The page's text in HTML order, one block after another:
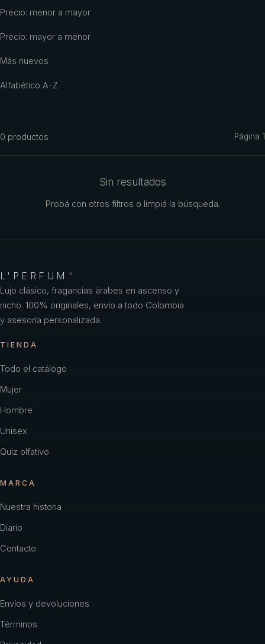
Benetton
Britney Spears
Burberry
Calvin Klein
Carolina Herrera
Cartier
Chacharel Woman
Chevignon
Coach
Color
Davidoff
Diesel
Dior
Precio: menor a mayor
Precio: mayor a menor
Más nuevos
Alfabético A-Z
0 productos Página 1
Sin resultados
Probá con otros filtros o limpiá la búsqueda.
L'PERFUM ®
Lujo clásico, fragancias árabes en ascenso y
nicho. 100% originales, envío a todo Colombia
y asesoría personalizada.
TIENDA
Todo el catálogo
Mujer
Hombre
Unisex
Quiz olfativo
MARCA
Nuestra historia
Diario
Contacto
AYUDA
Envíos y devoluciones
Términos